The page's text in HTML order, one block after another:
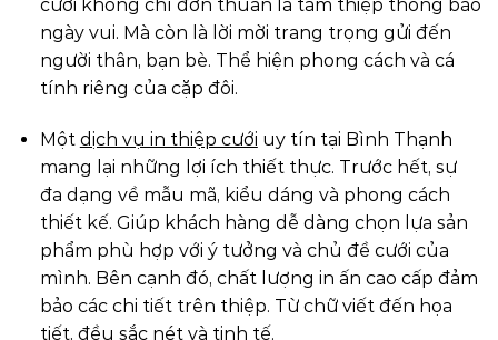
cưới không chỉ đơn thuần là tấm thiệp thông báo
ngày vui. Mà còn là lời mời trang trọng gửi đến
người thân, bạn bè. Thể hiện phong cách và cá
tính riêng của cặp đôi.
Một dịch vụ in thiệp cưới uy tín tại Bình Thạnh
mang lại những lợi ích thiết thực. Trước hết, sự
đa dạng về mẫu mã, kiểu dáng và phong cách
thiết kế. Giúp khách hàng dễ dàng chọn lựa sản
phẩm phù hợp với ý tưởng và chủ đề cưới của
mình. Bên cạnh đó, chất lượng in ấn cao cấp đảm
bảo các chi tiết trên thiệp. Từ chữ viết đến họa
tiết, đều sắc nét và tinh tế.